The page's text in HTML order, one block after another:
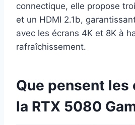
connectique, elle propose
et un HDMI 2.1b,
avec les écrans 4K et 8K à
rafraîchissement.
Que pensent les
la RTX 5080